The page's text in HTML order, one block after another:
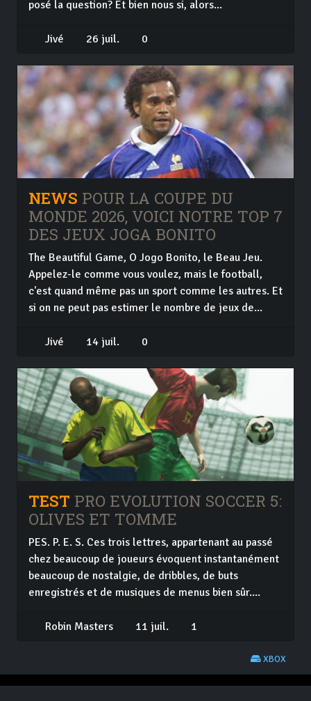
posé la question? Et bien nous si, alors...
Jivé 26 juil. 0
NEWS POUR LA COUPE DU
MONDE 2026, VOICI NOTRE TOP 7
DES JEUX JOGA BONITO
The Beautiful Game, O Jogo Bonito, le Beau Jeu.
Appelez-le comme vous voulez, mais le football,
c'est quand même pas un sport comme les autres. Et
si on ne peut pas estimer le nombre de jeux de...
Jivé 14 juil. 0
TEST PRO EVOLUTION SOCCER 5:
OLIVES ET TOMME
PES. P. E. S. Ces trois lettres, appartenant au passé
chez beaucoup de joueurs évoquent instantanément
beaucoup de nostalgie, de dribbles, de buts
enregistrés et de musiques de menus bien sûr....
Robin Masters 11 juil. 1
XBOX